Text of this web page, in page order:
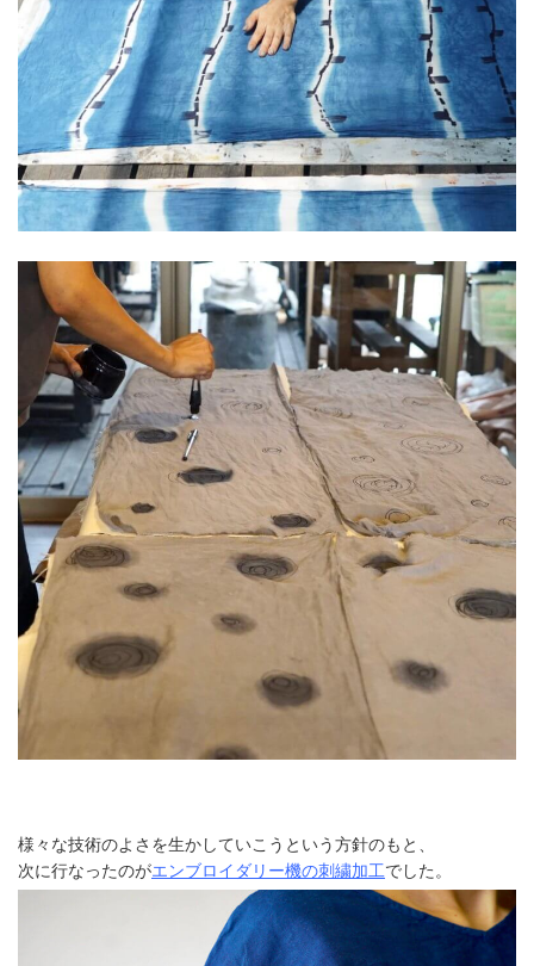
様々な技術のよさを生かしていこうという方針のもと、
次に行なったのがエンブロイダリー機の刺繍加工でした。